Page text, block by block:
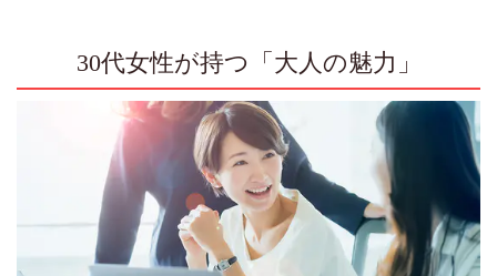
30代女性が持つ「大人の魅力」